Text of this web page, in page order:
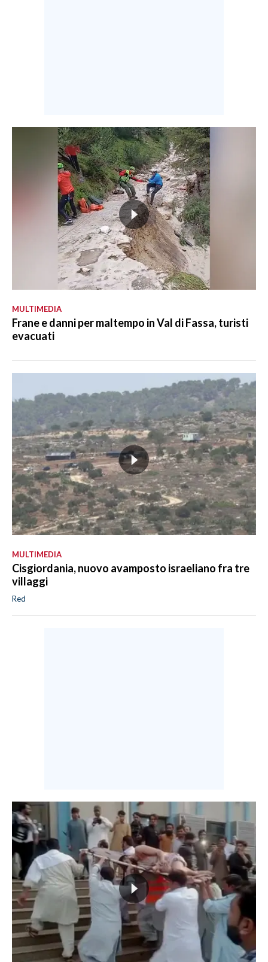
MULTIMEDIA
Frane e danni per maltempo in Val di Fassa, turisti
evacuati
MULTIMEDIA
Cisgiordania, nuovo avamposto israeliano fra tre
villaggi
Red